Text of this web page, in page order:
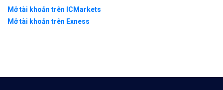
Mở tài khoản trên ICMarkets
Mở tài khoản trên Exness